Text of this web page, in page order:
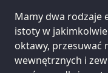
Mamy dwa rodzaje
istoty w
oktawy, przesuwać
wewnętrznych i